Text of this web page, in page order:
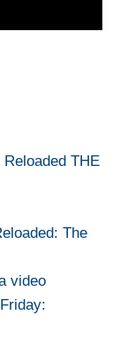
THE
The
video